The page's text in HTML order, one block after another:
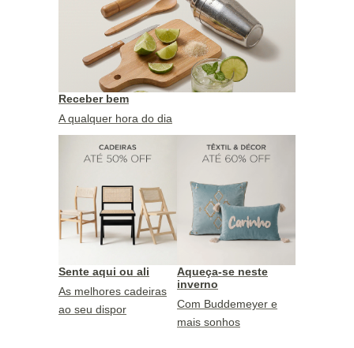
Receber bem
A qualquer hora do dia
Sente aqui ou ali
As melhores cadeiras
ao seu dispor
Aqueça-se neste
inverno
Com Buddemeyer e
mais sonhos